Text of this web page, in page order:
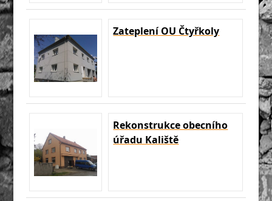
Zateplení OU Čtyřkoly
Rekonstrukce obecního
úřadu Kaliště